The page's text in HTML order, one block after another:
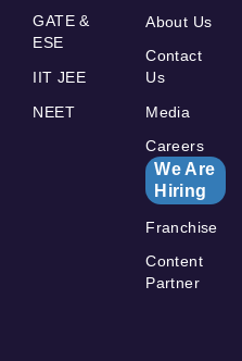
GATE &
ESE
IIT JEE
NEET
About Us
Contact
Us
Media
Careers
We Are
Hiring
Franchise
Content
Partner